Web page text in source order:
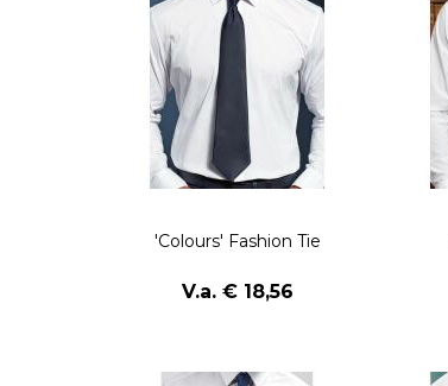
'Colours' Fashion Tie
V.a. € 18,56